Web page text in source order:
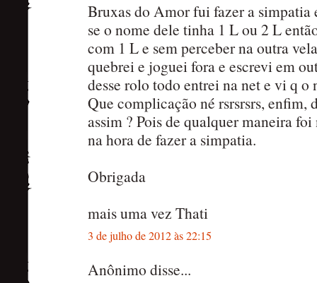
Bruxas do Amor fui fazer a simpatia
se o nome dele tinha 1 L ou 2 L
com 1 L e sem perceber na outra
quebrei e joguei fora e escrevi em
desse rolo todo entrei na net e vi q o
Que complicação né rsrsrsrs, enfim,
assim ? Pois de qualquer maneira
na hora de fazer a simpatia.
Obrigada
mais uma vez Thati
3 de julho de 2012 às 22:15
Anônimo disse...